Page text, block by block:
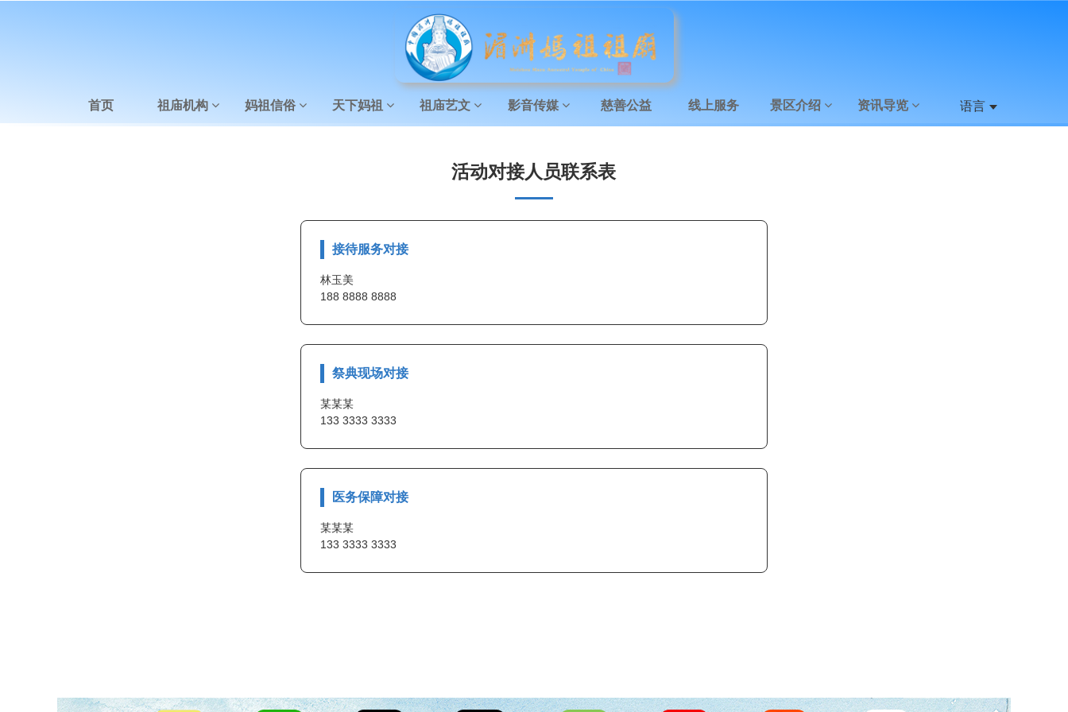
语言
首页 祖庙机构 妈祖信俗 天下妈祖 祖庙艺文 影音传媒 慈善公益 线上服务 景区介绍 资讯导览
接待服务对接
林玉美
188 8888 8888
祭典现场对接
某某某
133 3333 3333
医务保障对接
某某某
133 3333 3333
活动对接人员联系表